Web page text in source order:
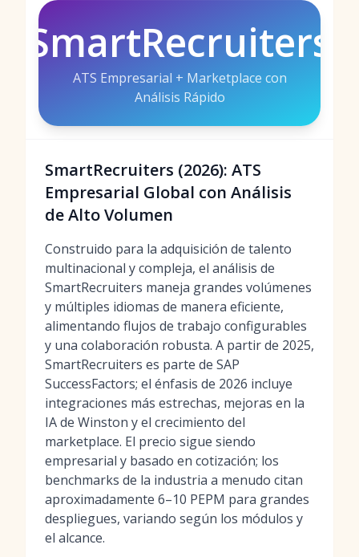
SmartRecruiters
ATS Empresarial + Marketplace con
Análisis Rápido
SmartRecruiters (2026): ATS
Empresarial Global con Análisis
de Alto Volumen
Construido para la adquisición de talento
multinacional y compleja, el análisis de
SmartRecruiters maneja grandes volúmenes
y múltiples idiomas de manera eficiente,
alimentando flujos de trabajo configurables
y una colaboración robusta. A partir de 2025,
SmartRecruiters es parte de SAP
SuccessFactors; el énfasis de 2026 incluye
integraciones más estrechas, mejoras en la
IA de Winston y el crecimiento del
marketplace. El precio sigue siendo
empresarial y basado en cotización; los
benchmarks de la industria a menudo citan
aproximadamente 6–10 PEPM para grandes
despliegues, variando según los módulos y
el alcance.